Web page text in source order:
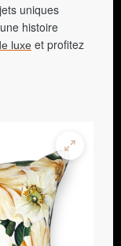
uniques
histoire
luxe et profitez